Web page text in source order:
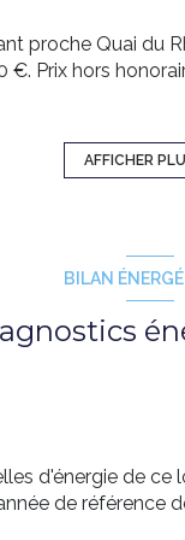
proche Quai du
€. Prix hors
l'appartement
(volets
rentabilité sur la
loyers).
récupérables sur
AFFICHER
BILAN
d'énergie de
de référence